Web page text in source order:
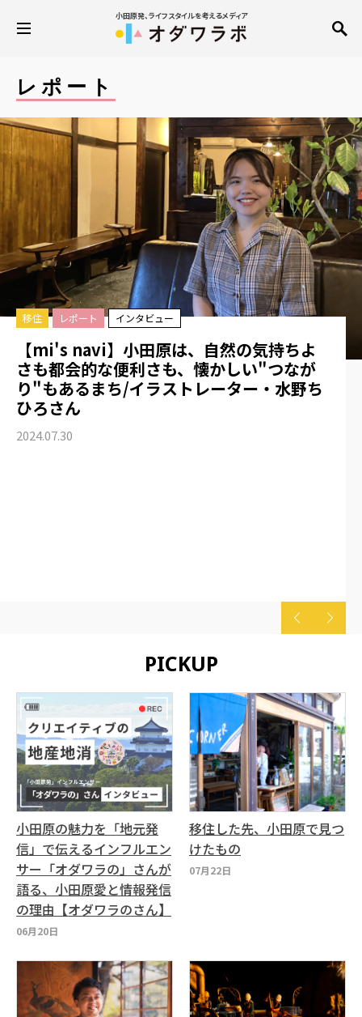
小田原発、ライフスタイルを考えるメディア
レポート
移住 レポート インタビュー
2024.07.30
【mi's navi】小田原は、自然の気持ちよ
さも都会的な便利さも、懐かしい"つなが
り"もあるまち/イラストレーター・水野ち
ひろさん
PICKUP
06月20日
小田原の魅力を「地元発
信」で伝えるインフルエン
サー「オダワラの」さんが
語る、小田原愛と情報発信
の理由【オダワラのさん】
07月22日
移住した先、小田原で見つ
けたもの